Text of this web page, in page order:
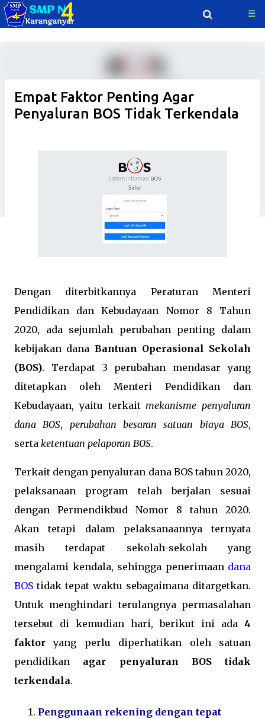
☰
Empat Faktor Penting Agar
Penyaluran BOS Tidak Terkendala
Dengan diterbitkannya Peraturan Menteri
Pendidikan dan Kebudayaan Nomor 8 Tahun
2020, ada sejumlah perubahan penting dalam
kebijakan dana Bantuan Operasional Sekolah
(BOS). Terdapat 3 perubahan mendasar yang
ditetapkan oleh Menteri Pendidikan dan
Kebudayaan, yaitu terkaitmekanisme penyaluran
dana BOS, perubahan besaran satuan biaya BOS,
serta ketentuan pelaporan BOS.
Terkait dengan penyaluran dana BOS tahun 2020,
pelaksanaan program telah berjalan sesuai
dengan Permendikbud Nomor 8 tahun 2020.
Akan tetapi dalam pelaksanaannya ternyata
masih terdapat sekolah-sekolah yang
mengalami kendala, sehingga penerimaan dana
BOS tidak tepat waktu sebagaimana ditargetkan.
Untuk menghindari terulangnya permasalahan
tersebut di kemudian hari, berikut ini ada 4
faktor yang perlu diperhatikan oleh satuan
pendidikan agar penyaluran BOS tidak
terkendala.
Penggunaan rekening dengan tepat